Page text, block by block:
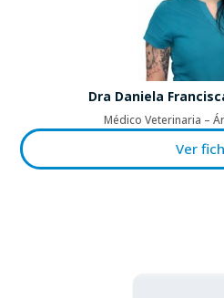
Dra Daniela
Médico Veterinaria –
Ver